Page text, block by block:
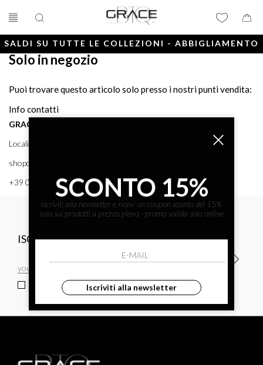
SALDI SU TUTTE LE COLLEZIONI - ABBIGLIAMENTO
Solo in negozio
Puoi trovare questo articolo solo presso i nostri punti vendita:
Info contatti
GRACE BTQ
Località Porto, 38 58043 - PUNTA ALA (GR) GRACE BTQ
shoponline@gracebtq.com
+39 0564 92 24 24
ISCRIVITI ALLA NEWSLETTER
ho letto ed accettato le condizioni sulla privacy.
SCONTO 15%
iscriviti alla newsletter e ricevi un coupon sconto del 15%
solo sui prodotti a prezzo pieno - promo valida solo online
Iscriviti alla newsletter